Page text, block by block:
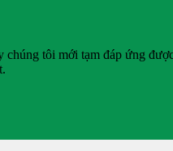
tôi mới tạm đáp ứng